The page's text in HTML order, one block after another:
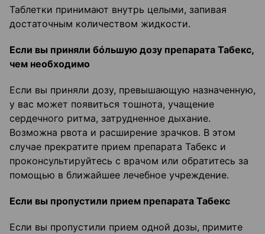
Таблетки принимают внутрь целыми, запивая
достаточным количеством жидкости.
Если вы приняли бóльшую дозу препарата Табекс,
чем необходимо
Если вы приняли дозу, превышающую назначенную,
у вас может появиться тошнота, учащение
сердечного ритма, затрудненное дыхание.
Возможна рвота и расширение зрачков. В этом
случае прекратите прием препарата Табекс и
проконсультируйтесь с врачом или обратитесь за
помощью в ближайшее лечебное учреждение.
Если вы пропустили прием препарата Табекс
Если вы пропустили прием одной дозы, примите